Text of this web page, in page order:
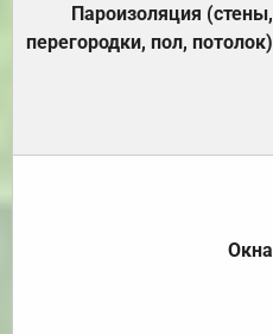
Пароизоляция (стены,
перегородки, пол, потолок)
Окна